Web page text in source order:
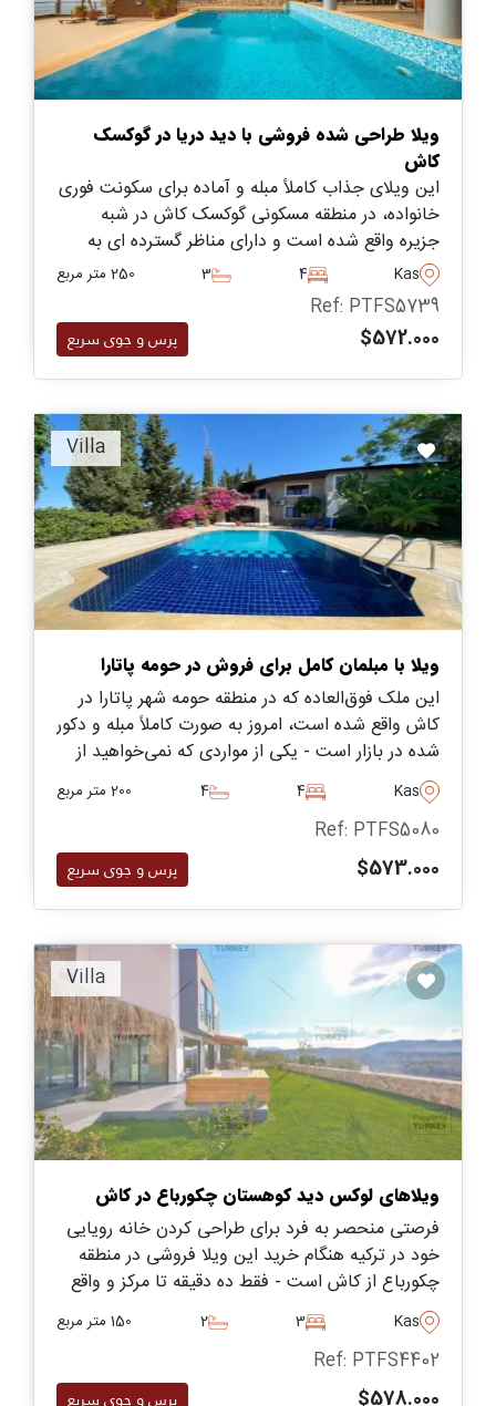
ویلا طراحی شده فروشی با دید دریا در گوکسک
کاش
این ویلای جذاب کاملاً مبله و آماده برای سکونت فوری
خانواده، در منطقه مسکونی گوکسک کاش در شبه
جزیره واقع شده است و دارای مناظر گسترده ای به
سمت دریا و محیط طبیعی می باشد.
Kas
4
3 250 متر مربع
Ref: PTFS5739
$572.000 پرس و جوی سریع
Villa
ویلا با مبلمان کامل برای فروش در حومه پاتارا
این ملک فوق‌العاده که در منطقه حومه شهر پاتارا در
کاش واقع شده است، امروز به صورت کاملاً مبله و دکور
شده در بازار است - یکی از مواردی که نمی‌خواهید از
دست دهید و به شدت توصیه می‌شود.
Kas
4
4 200 متر مربع
Ref: PTFS5080
$573.000 پرس و جوی سریع
Villa
ویلاهای لوکس دید کوهستان چکورباع در کاش
فرصتی منحصر به فرد برای طراحی کردن خانه رویایی
خود در ترکیه هنگام خرید این ویلا فروشی در منطقه
چکورباع از کاش است - فقط ده دقیقه تا مرکز و واقع
در باغ خود با چشم اندازهای زیبا از طبیعت.
Kas
3
2 150 متر مربع
Ref: PTFS4402
$578.000 پرس و جوی سریع